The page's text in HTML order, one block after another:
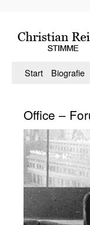
springen
Start Biografie
Office –